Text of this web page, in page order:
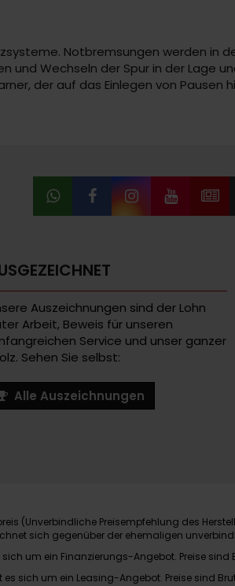
Notbremsungen werden
und Wechseln der Spur in der
der auf das Einlegen von
Auszeichnungen sind der Lohn
Arbeit, Beweis für unseren
Service und unser ganzer
Sehen Sie selbst:
Alle Auszeichnungen
(Unverbindliche Preisempfehlung des
sich gegenüber der ehemaligen
um ein Finanzierungs-Angebot. Preise sind
es sich um ein Leasing-Angebot. Preise sind